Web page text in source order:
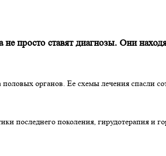
просто ставят диагнозы. Они
органов. Ее схемы лечения спасли
последнего поколения, гирудотерапия и